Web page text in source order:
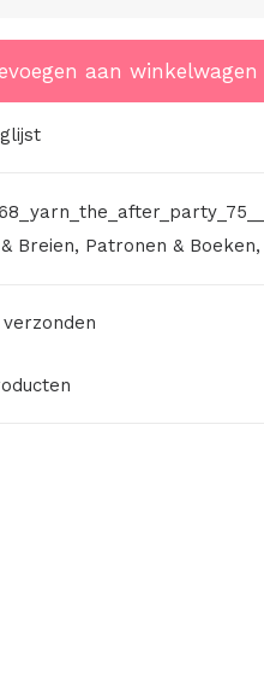
aan winkelwagen
Breien, Patronen & Boeken,